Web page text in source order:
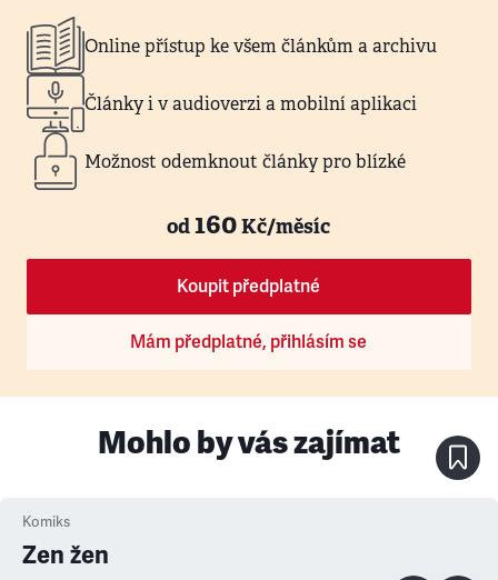
Online přístup ke všem článkům a archivu
Články i v audioverzi a mobilní aplikaci
Možnost odemknout články pro blízké
od160Kč/měsíc
Koupit předplatné
Mám předplatné, přihlásím se
Mohlo by vás zajímat
Komiks
Zen žen